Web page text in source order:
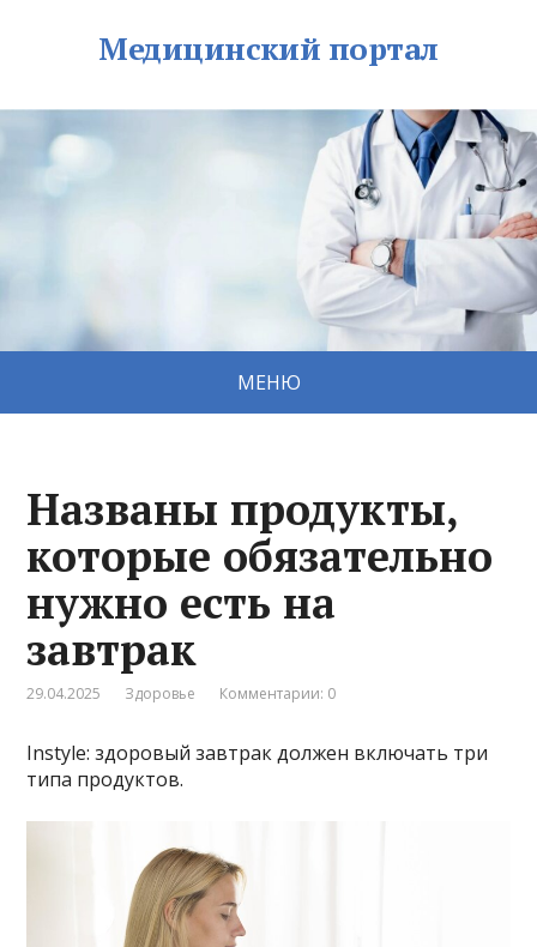
Медицинский портал
МЕНЮ
Названы продукты,
которые обязательно
нужно есть на
завтрак
29.04.2025 Здоровье Комментарии: 0
Instyle: здоровый завтрак должен включать три
типа продуктов.